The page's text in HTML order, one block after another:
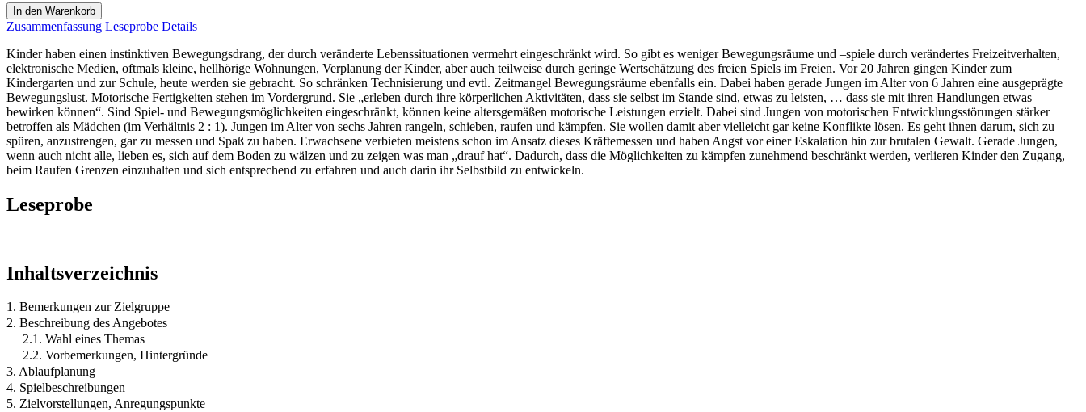
In den Warenkorb
Zusammenfassung Leseprobe Details
Kinder haben einen instinktiven Bewegungsdrang, der durch veränderte Lebenssituationen vermehrt eingeschränkt wird. So gibt es weniger Bewegungsräume und –spiele durch verändertes Freizeitverhalten,
elektronische Medien, oftmals kleine, hellhörige Wohnungen, Verplanung der Kinder, aber auch teilweise durch geringe Wertschätzung des freien Spiels im Freien. Vor 20 Jahren gingen Kinder zum
Kindergarten und zur Schule, heute werden sie gebracht. So schränken Technisierung und evtl. Zeitmangel Bewegungsräume ebenfalls ein. Dabei haben gerade Jungen im Alter von 6 Jahren eine ausgeprägte
Bewegungslust. Motorische Fertigkeiten stehen im Vordergrund. Sie „erleben durch ihre körperlichen Aktivitäten, dass sie selbst im Stande sind, etwas zu leisten, … dass sie mit ihren Handlungen etwas
bewirken können“. Sind Spiel- und Bewegungsmöglichkeiten eingeschränkt, können keine altersgemäßen motorische Leistungen erzielt. Dabei sind Jungen von motorischen Entwicklungsstörungen stärker
betroffen als Mädchen (im Verhältnis 2 : 1). Jungen im Alter von sechs Jahren rangeln, schieben, raufen und kämpfen. Sie wollen damit aber vielleicht gar keine Konflikte lösen. Es geht ihnen darum, sich zu
spüren, anzustrengen, gar zu messen und Spaß zu haben. Erwachsene verbieten meistens schon im Ansatz dieses Kräftemessen und haben Angst vor einer Eskalation hin zur brutalen Gewalt. Gerade Jungen,
wenn auch nicht alle, lieben es, sich auf dem Boden zu wälzen und zu zeigen was man „drauf hat“. Dadurch, dass die Möglichkeiten zu kämpfen zunehmend beschränkt werden, verlieren Kinder den Zugang,
beim Raufen Grenzen einzuhalten und sich entsprechend zu erfahren und auch darin ihr Selbstbild zu entwickeln.
Leseprobe
Inhaltsverzeichnis
1. Bemerkungen zur Zielgruppe
2. Beschreibung des Angebotes
2.1. Wahl eines Themas
2.2. Vorbemerkungen, Hintergründe
3. Ablaufplanung
4. Spielbeschreibungen
5. Zielvorstellungen, Anregungspunkte